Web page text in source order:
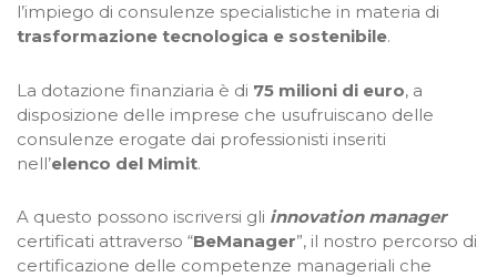
l’impiego di consulenze specialistiche in materia di
trasformazione tecnologica e sostenibile.
La dotazione finanziaria è di 75 milioni di euro, a
disposizione delle imprese che usufruiscano delle
consulenze erogate dai professionisti inseriti
nell’elenco del Mimit.
A questo possono iscriversi gli innovation manager
certificati attraverso “BeManager”, il nostro percorso di
certificazione delle competenze manageriali che